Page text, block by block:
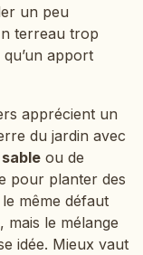
un peu
terreau trop
apport
apprécient un
du jardin avec
sable ou de
pour planter des
même défaut
, mais le mélange
idée. Mieux vaut